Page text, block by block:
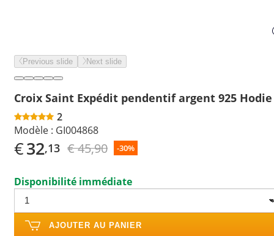
Previous slide Next slide
Croix Saint Expédit pendentif argent 925 Hodie
2
Modèle : GI004868
€32,13 € 45,90 -30%
Disponibilité immédiate
AJOUTER AU PANIER